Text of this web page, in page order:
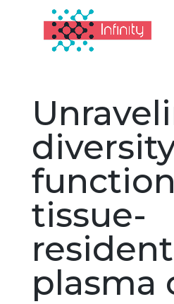
tissue-
resident
plasma